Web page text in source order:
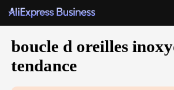
boucle d oreilles
tendance